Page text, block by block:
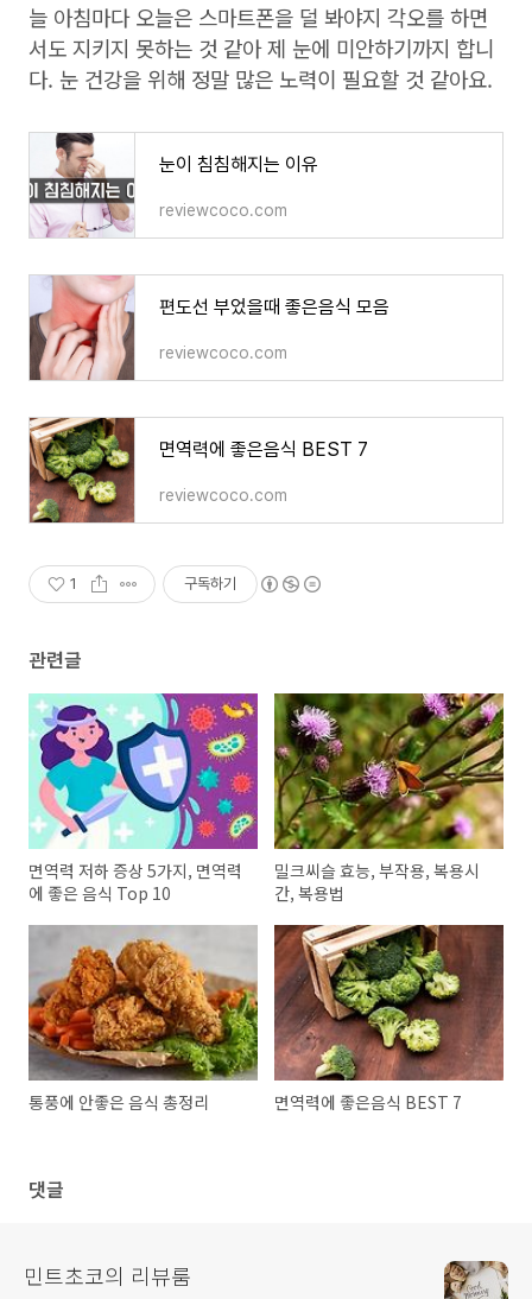
늘 아침마다 오늘은 스마트폰을 덜 봐야지 각오를 하면
서도 지키지 못하는 것 같아 제 눈에 미안하기까지 합니
다. 눈 건강을 위해 정말 많은 노력이 필요할 것 같아요.
눈이 침침해지는 이유
reviewcoco.com
편도선 부었을때 좋은음식 모음
reviewcoco.com
면역력에 좋은음식 BEST 7
reviewcoco.com
1 구독하기
관련글
면역력 저하 증상 5가지, 면역력
에 좋은 음식 Top 10
밀크씨슬 효능, 부작용, 복용시
간, 복용법
통풍에 안좋은 음식 총정리 면역력에 좋은음식 BEST 7
댓글
민트초코의 리뷰룸